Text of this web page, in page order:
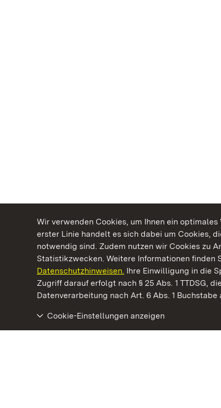
Wir verwenden Cookies, um Ihnen ein
erster Linie handelt es sich dabei um Cookies,
notwendig sind. Zudem nutzen wir Cookies zu
Statistikzwecken. Weitere Informationen finden
Datenschutzhinweisen. Ihre Einwilligung in die
Zugriff darauf erfolgt nach § 25 Abs. 1 TTDSG,
Datenverarbeitung nach Art. 6 Abs. 1 Buchstabe
Cookie-Einstellungen anzeigen
Kommen. Staunen. Genießen.